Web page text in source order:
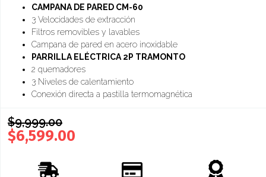
CAMPANA DE PARED CM-60
3 Velocidades de extracción
Filtros removibles y lavables
Campana de pared en acero inoxidable
PARRILLA ELÉCTRICA 2P TRAMONTO
2 quemadores
3 Niveles de calentamiento
Conexión directa a pastilla termomagnética
$9,999.00
$6,599.00